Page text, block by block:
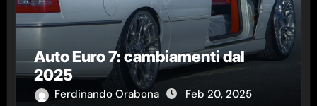
Auto Euro 7: cambiamenti dal
2025
Ferdinando Orabona Feb 20, 2025